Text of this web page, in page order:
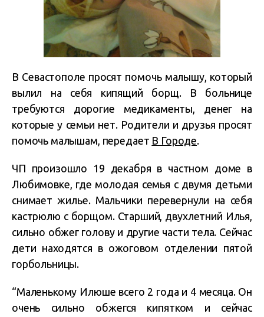
В Севастополе просят помочь малышу, который
вылил на себя кипящий борщ. В больнице
требуются дорогие медикаменты, денег на
которые у семьи нет. Родители и друзья просят
помочь малышам, передает В Городе.
ЧП произошло 19 декабря в частном доме в
Любимовке, где молодая семья с двумя детьми
снимает жилье. Мальчики перевернули на себя
кастрюлю с борщом. Старший, двухлетний Илья,
сильно обжег голову и другие части тела. Сейчас
дети находятся в ожоговом отделении пятой
горбольницы.
“Маленькому Илюше всего 2 года и 4 месяца. Он
очень сильно обжегся кипятком и сейчас